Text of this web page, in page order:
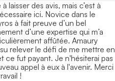
laisser des avis, mais c’est à
ici. Novice dans le
à fait preuve d’un bel
d’une expertise qui m’a
affûtée. Amaury
relever le défi de me mettre en
ce fut payant. Je n'hésiterai pas
appel à eux à l'avenir. Merci
!